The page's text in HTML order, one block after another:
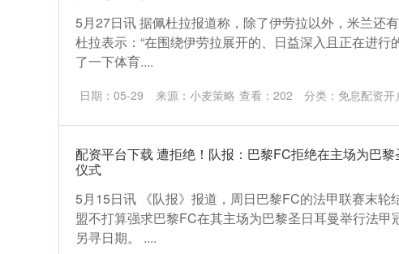
5月27日讯 据佩杜拉报道称，除了伊劳拉以外，米兰还
杜拉表示：“在围绕伊劳拉展开的、日益深入且正在进行
了一下体育....
日期：05-29 来源：小麦策略 查看： 202 分类： 免息配资开
配资平台下载 遭拒绝！队报：巴黎FC拒绝在主场为巴
仪式
5月15日讯 《队报》报道，周日巴黎FC的法甲联赛末轮
盟不打算强求巴黎FC在其主场为巴黎圣日耳曼举行法甲
另寻日期。 ....